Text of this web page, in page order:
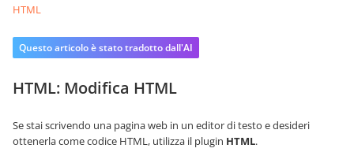
HTML
Questo articolo è stato tradotto dall'AI
HTML: Modifica HTML
Se stai scrivendo una pagina web in un editor di testo e desideri
ottenerla come codice HTML, utilizza il plugin HTML.